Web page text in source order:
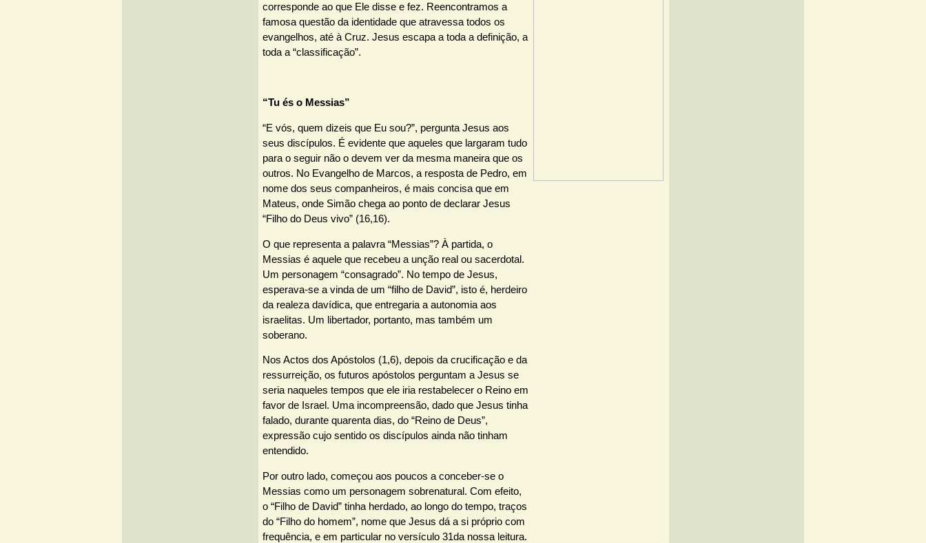
corresponde ao que Ele disse e fez. Reencontramos a
famosa questão da identidade que atravessa todos os
evangelhos, até à Cruz. Jesus escapa a toda a definição, a
toda a “classificação”.
“Tu és o Messias”
“E vós, quem dizeis que Eu sou?”, pergunta Jesus aos
seus discípulos. É evidente que aqueles que largaram tudo
para o seguir não o devem ver da mesma maneira que os
outros. No Evangelho de Marcos, a resposta de Pedro, em
nome dos seus companheiros, é mais concisa que em
Mateus, onde Simão chega ao ponto de declarar Jesus
“Filho do Deus vivo” (16,16).
O que representa a palavra “Messias”? À partida, o
Messias é aquele que recebeu a unção real ou sacerdotal.
Um personagem “consagrado”. No tempo de Jesus,
esperava-se a vinda de um “filho de David”, isto é, herdeiro
da realeza davídica, que entregaria a autonomia aos
israelitas. Um libertador, portanto, mas também um
soberano.
Nos Actos dos Apóstolos (1,6), depois da crucificação e da
ressurreição, os futuros apóstolos perguntam a Jesus se
seria naqueles tempos que ele iria restabelecer o Reino em
favor de Israel. Uma incompreensão, dado que Jesus tinha
falado, durante quarenta dias, do “Reino de Deus”,
expressão cujo sentido os discípulos ainda não tinham
entendido.
Por outro lado, começou aos poucos a conceber-se o
Messias como um personagem sobrenatural. Com efeito,
o “Filho de David” tinha herdado, ao longo do tempo, traços
do “Filho do homem”, nome que Jesus dá a si próprio com
frequência, e em particular no versículo 31da nossa leitura.